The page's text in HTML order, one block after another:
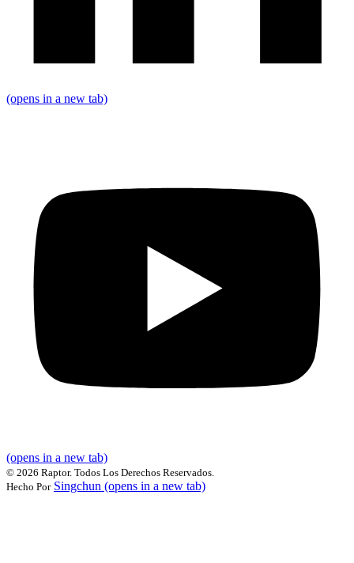
(opens in a new tab)
(opens in a new tab)
© 2026 Raptor. Todos Los Derechos Reservados.
Hecho Por Singchun (opens in a new tab)